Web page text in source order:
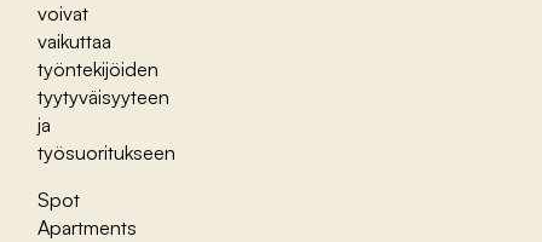
voivat
vaikuttaa
työntekijöiden
tyytyväisyyteen
ja
työsuoritukseen
Spot
Apartments